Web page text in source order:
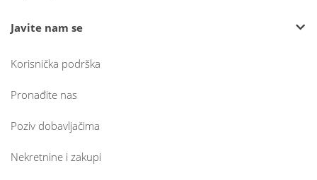
Javite nam se
Korisnička podrška
Pronađite nas
Poziv dobavljačima
Nekretnine i zakupi